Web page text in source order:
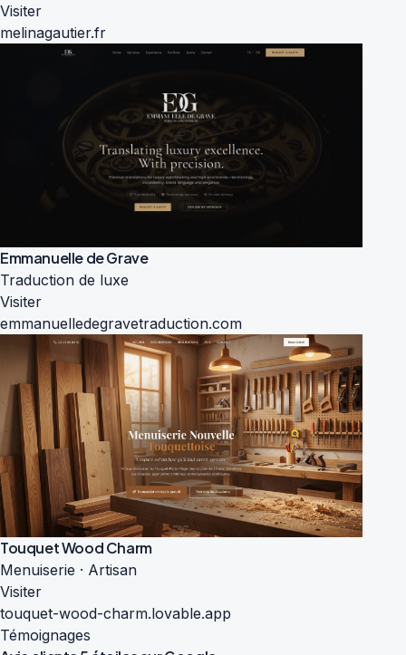
Visiter
melinagautier.fr
Emmanuelle de Grave
Traduction de luxe
Visiter
emmanuelledegravetraduction.com
Touquet Wood Charm
Menuiserie · Artisan
Visiter
touquet-wood-charm.lovable.app
Témoignages